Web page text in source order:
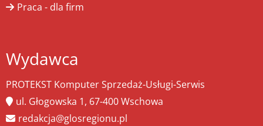
Praca - dla firm
Wydawca
PROTEKST Komputer Sprzedaż-Usługi-Serwis
ul. Głogowska 1, 67-400 Wschowa
redakcja@glosregionu.pl